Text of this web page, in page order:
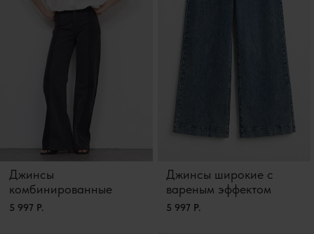
Джинсы
комбинированные
5 997 Р.
Джинсы широкие с
вареным эффектом
5 997 Р.